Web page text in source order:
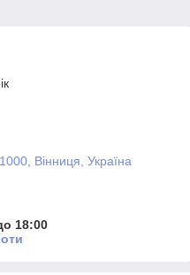
Вінниця, Україна
18:00